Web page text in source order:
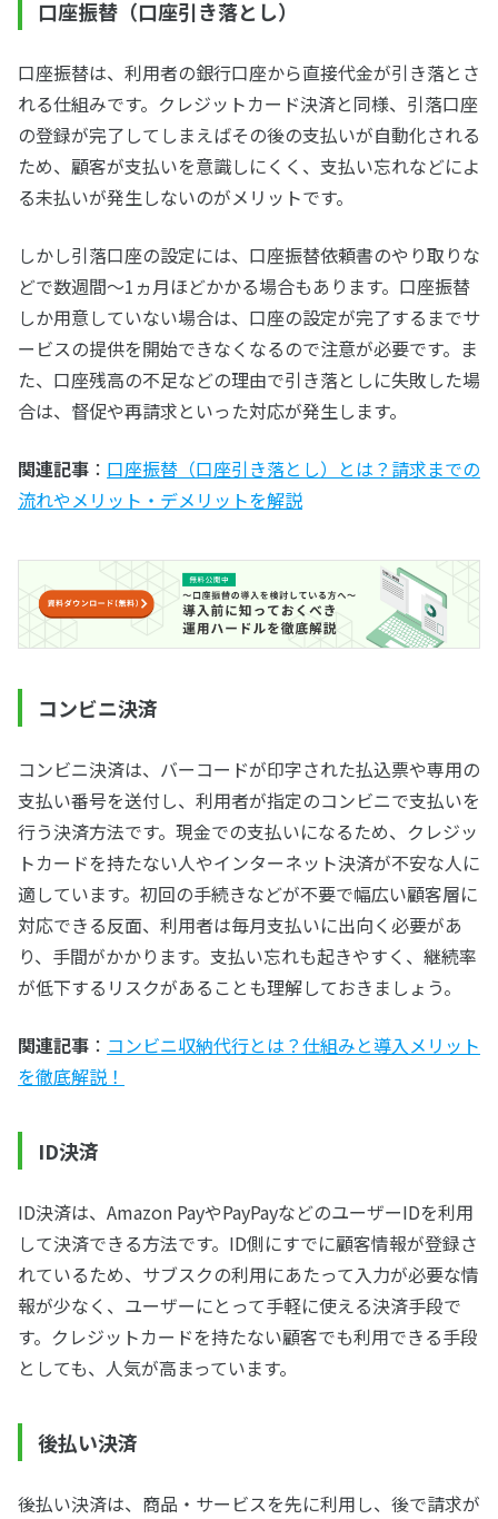
口座振替（口座引き落とし）
口座振替は、利用者の銀行口座から直接代金が引き落とさ
れる仕組みです。クレジットカード決済と同様、引落口座
の登録が完了してしまえばその後の支払いが自動化される
ため、顧客が支払いを意識しにくく、支払い忘れなどによ
る未払いが発生しないのがメリットです。
しかし引落口座の設定には、口座振替依頼書のやり取りな
どで数週間～1ヵ月ほどかかる場合もあります。口座振替
しか用意していない場合は、口座の設定が完了するまでサ
ービスの提供を開始できなくなるので注意が必要です。ま
た、口座残高の不足などの理由で引き落としに失敗した場
合は、督促や再請求といった対応が発生します。
関連記事 ： 口座振替（口座引き落とし）とは？請求までの
流れやメリット・デメリットを解説
コンビニ決済
コンビニ決済は、バーコードが印字された払込票や専用の
支払い番号を送付し、利用者が指定のコンビニで支払いを
行う決済方法です。現金での支払いになるため、クレジッ
トカードを持たない人やインターネット決済が不安な人に
適しています。初回の手続きなどが不要で幅広い顧客層に
対応できる反面、利用者は毎月支払いに出向く必要があ
り、手間がかかります。支払い忘れも起きやすく、継続率
が低下するリスクがあることも理解しておきましょう。
関連記事 ： コンビニ収納代行とは？仕組みと導入メリット
を徹底解説！
ID決済
ID決済は、Amazon PayやPayPayなどのユーザーIDを利用
して決済できる方法です。ID側にすでに顧客情報が登録さ
れているため、サブスクの利用にあたって入力が必要な情
報が少なく、ユーザーにとって手軽に使える決済手段で
す。クレジットカードを持たない顧客でも利用できる手段
としても、人気が高まっています。
後払い決済
後払い決済は、商品・サービスを先に利用し、後で請求が